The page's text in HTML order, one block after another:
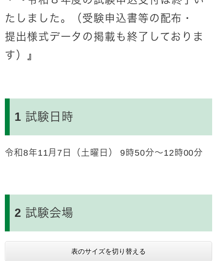
たしました。（受験申込書等の配布・
提出様式データの掲載も終了しておりま
す）』
1 試験日時
令和8年11月7日（土曜日） 9時50分～12時00分
2 試験会場
表のサイズを切り替える